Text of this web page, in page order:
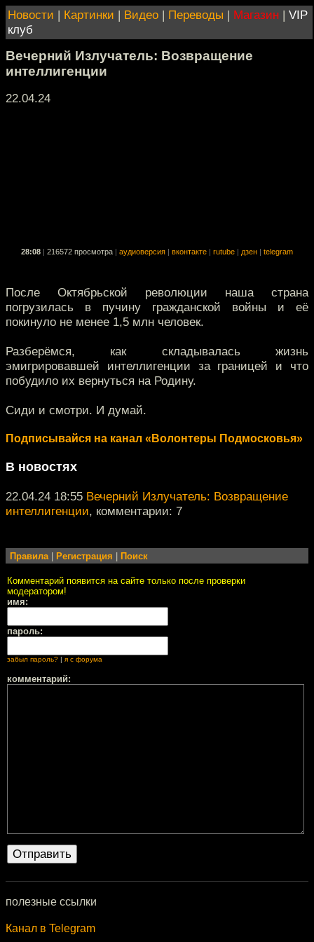
Новости | Картинки | Видео | Переводы | Магазин | VIP
клуб
Вечерний Излучатель: Возвращение
интеллигенции
22.04.24
28:08 216572 просмотра аудиоверсия вконтакте rutube дзен telegram
После Октябрьской революции наша страна
погрузилась в пучину гражданской войны и её
покинуло не менее 1,5 млн человек.
Разберёмся, как складывалась жизнь
эмигрировавшей интеллигенции за границей и что
побудило их вернуться на Родину.
Сиди и смотри. И думай.
Подписывайся на канал «Волонтеры Подмосковья»
В новостях
22.04.24 18:55 Вечерний Излучатель: Возвращение
интеллигенции, комментарии: 7
Правила| Регистрация Поиск
Комментарий появится на сайте только после проверки
модератором!
имя:
пароль:
забыл пароль? я с форума
комментарий:
полезные ссылки
Канал в Telegram